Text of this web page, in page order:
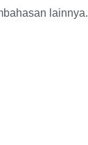
lainnya.